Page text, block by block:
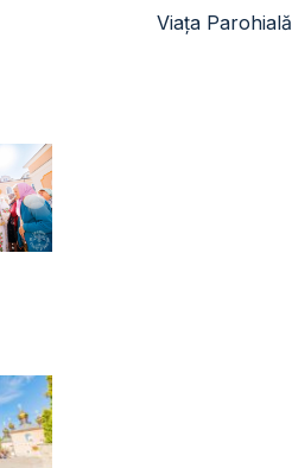
Viața Parohială